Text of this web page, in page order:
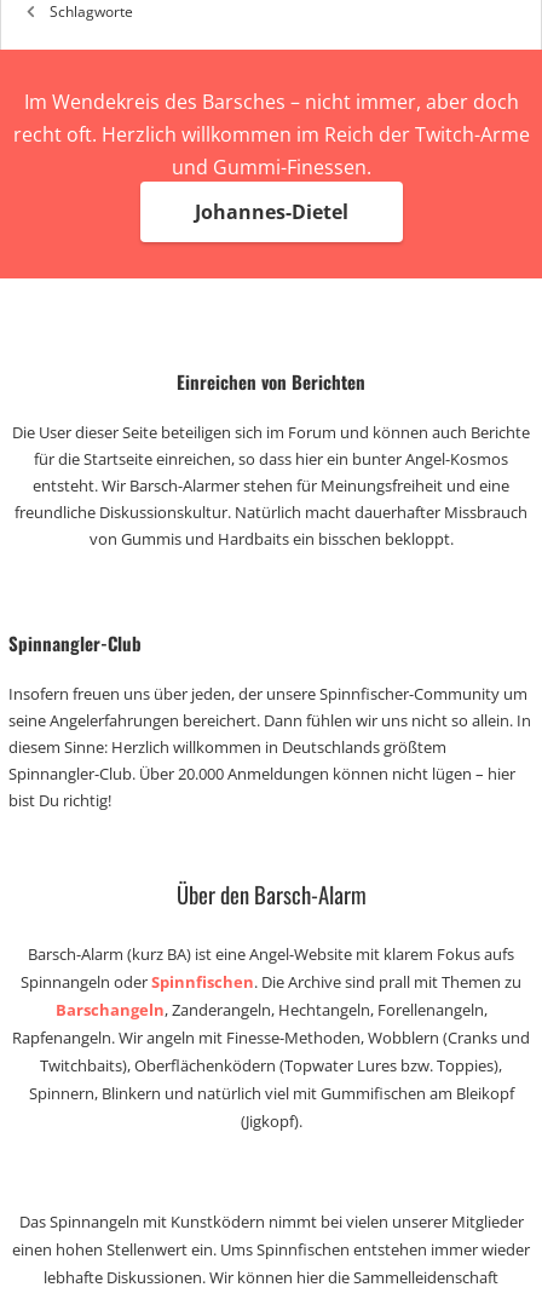
Schlagworte
Im Wendekreis des Barsches – nicht immer, aber doch
recht oft. Herzlich willkommen im Reich der Twitch-Arme
und Gummi-Finessen.
Johannes-Dietel
Einreichen von Berichten
Die User dieser Seite beteiligen sich im Forum und können auch Berichte
für die Startseite einreichen, so dass hier ein bunter Angel-Kosmos
entsteht. Wir Barsch-Alarmer stehen für Meinungsfreiheit und eine
freundliche Diskussionskultur. Natürlich macht dauerhafter Missbrauch
von Gummis und Hardbaits ein bisschen bekloppt.
Spinnangler-Club
Insofern freuen uns über jeden, der unsere Spinnfischer-Community um
seine Angelerfahrungen bereichert. Dann fühlen wir uns nicht so allein. In
diesem Sinne: Herzlich willkommen in Deutschlands größtem
Spinnangler-Club. Über 20.000 Anmeldungen können nicht lügen – hier
bist Du richtig!
Über den Barsch-Alarm
Barsch-Alarm (kurz BA) ist eine Angel-Website mit klarem Fokus aufs
Spinnangeln oderSpinnfischen. Die Archive sind prall mit Themen zu
Barschangeln, Zanderangeln, Hechtangeln, Forellenangeln,
Rapfenangeln. Wir angeln mit Finesse-Methoden, Wobblern (Cranks und
Twitchbaits), Oberflächenködern (Topwater Lures bzw. Toppies),
Spinnern, Blinkern und natürlich viel mit Gummifischen am Bleikopf
(Jigkopf).
Das Spinnangeln mit Kunstködern nimmt bei vielen unserer Mitglieder
einen hohen Stellenwert ein. Ums Spinnfischen entstehen immer wieder
lebhafte Diskussionen. Wir können hier die Sammelleidenschaft